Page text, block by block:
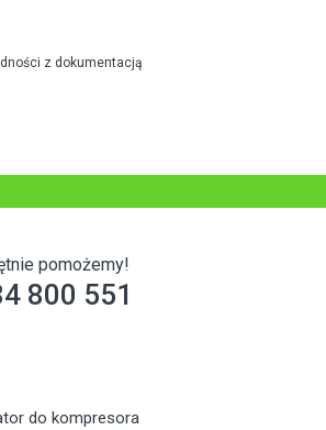
z dokumentacją
pomożemy!
800 551
do kompresora